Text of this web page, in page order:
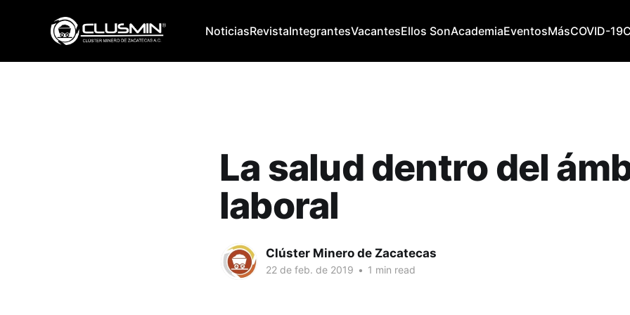
NoticiasRevistaIntegrantesVacantesEllos SonAcademiaEventosMásCOVID-19
La salud dentro del
laboral
Clúster Minero de Zacatecas
22 de feb. de 2019 • 1 min read